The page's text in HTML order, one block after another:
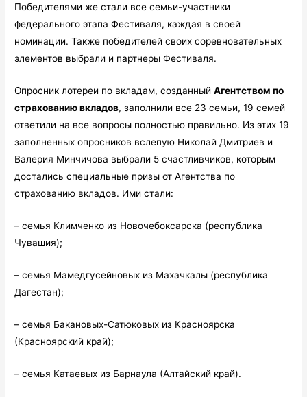
Победителями же стали все семьи-участники
федерального этапа Фестиваля, каждая в своей
номинации. Также победителей своих соревновательных
элементов выбрали и партнеры Фестиваля.
Опросник лотереи по вкладам, созданныйАгентством по
страхованию вкладов, заполнили все 23 семьи, 19 семей
ответили на все вопросы полностью правильно. Из этих 19
заполненных опросников вслепую Николай Дмитриев и
Валерия Минчичова выбрали 5 счастливчиков, которым
достались специальные призы от Агентства по
страхованию вкладов. Ими стали:
– семья Климченко из Новочебоксарска (республика
Чувашия);
– семья Мамедгусейновых из Махачкалы (республика
Дагестан);
– семья Бакановых-Сатюковых из Красноярска
(Красноярский край);
– семья Катаевых из Барнаула (Алтайский край).